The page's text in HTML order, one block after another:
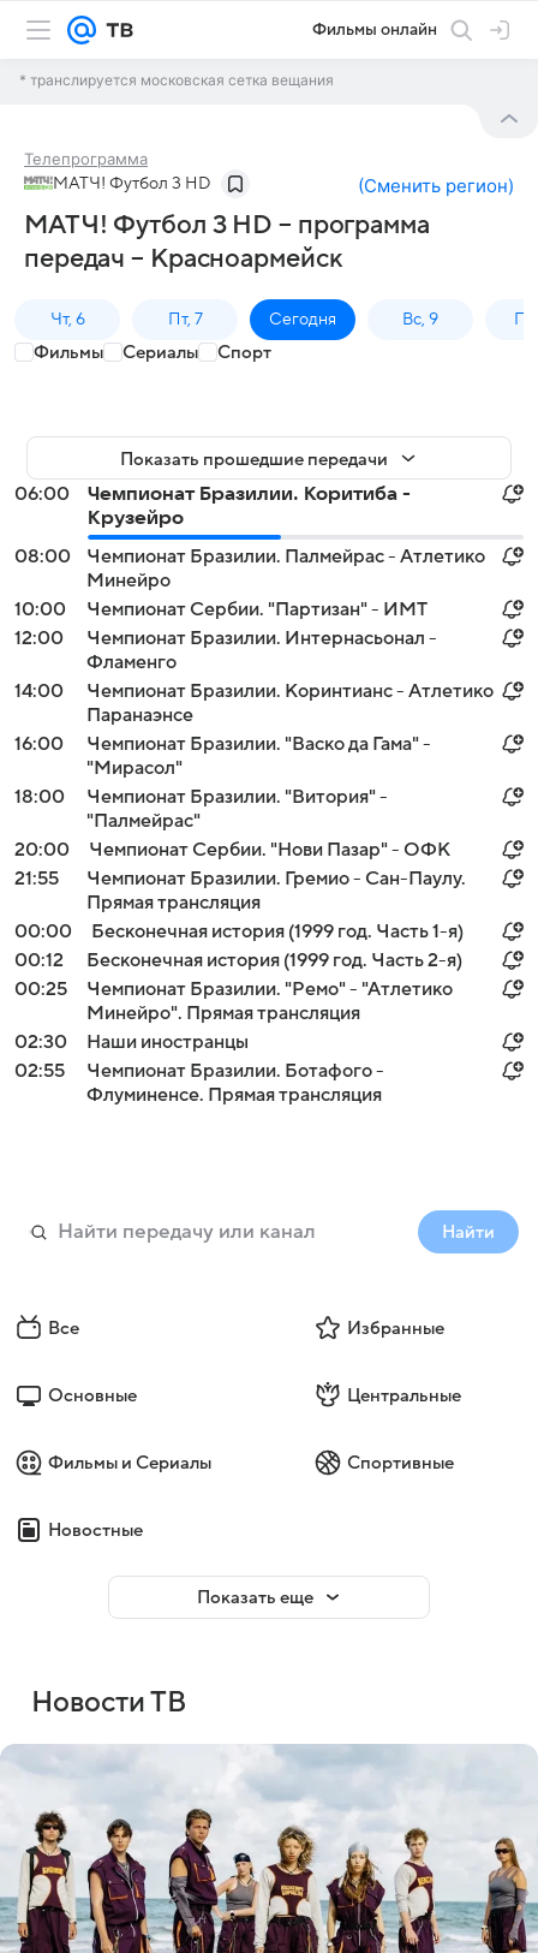
Фильмы онлайн
* транслируется московская сетка вещания
Телепрограмма
МАТЧ! Футбол 3 HD (Сменить регион)
МАТЧ! Футбол 3 HD – программа
передач – Красноармейск
Чт, 6 Пт, 7 Сегодня Вс, 9
Фильмы Сериалы Спорт
Показать прошедшие передачи
06:00
Чемпионат Бразилии. Коритиба -
Крузейро
08:00
Чемпионат Бразилии. Палмейрас - Атлетико
Минейро
10:00
Чемпионат Сербии. "Партизан" - ИМТ
12:00
Чемпионат Бразилии. Интернасьонал -
Фламенго
14:00
Чемпионат Бразилии. Коринтианс - Атлетико
Паранаэнсе
16:00
Чемпионат Бразилии. "Васко да Гама" -
"Мирасол"
18:00
Чемпионат Бразилии. "Витория" -
"Палмейрас"
20:00
Чемпионат Сербии. "Нови Пазар" - ОФК
21:55
Чемпионат Бразилии. Гремио - Сан-Паулу.
Прямая трансляция
00:00
Бесконечная история (1999 год. Часть 1-я)
00:12
Бесконечная история (1999 год. Часть 2-я)
00:25
Чемпионат Бразилии. "Ремо" - "Атлетико
Минейро". Прямая трансляция
02:30
Наши иностранцы
02:55
Чемпионат Бразилии. Ботафого -
Флуминенсе. Прямая трансляция
Найти
Все Избранные
Основные Центральные
Фильмы и Сериалы Спортивные
Новостные
Показать еще
Новости ТВ